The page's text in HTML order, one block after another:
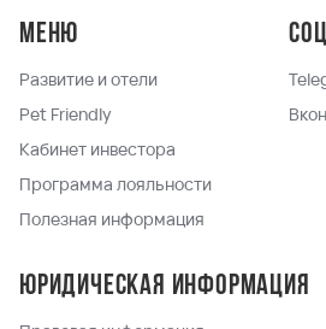
Меню
Развитие и отели
Pet Friendly
Кабинет инвестора
Программа лояльности
Полезная информация
Юридическая информация